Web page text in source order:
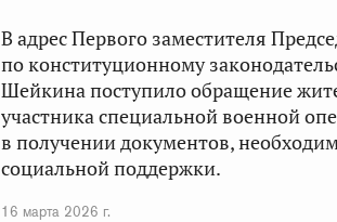
В адрес Первого заместителя
по конституционному
Шейкинапоступило обращение
участника специальной военной
в получении документов,
социальной поддержки.
16 марта 2026 г.